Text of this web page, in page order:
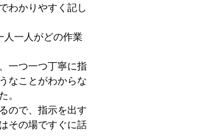
わかりやすく記し
一人がどの作業
一つ一つ丁寧に指
なことがわからな
。
ので、指示を出す
その場ですぐに話